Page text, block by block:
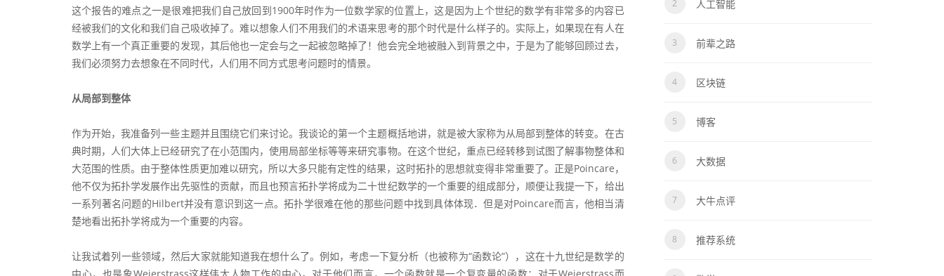
这个报告的难点之一是很难把我们自己放回到1900年时作为一位数学家的位置上，这是因为上个世纪的数学有非常多的内容已
经被我们的文化和我们自己吸收掉了。难以想象人们不用我们的术语来思考的那个时代是什么样子的。实际上，如果现在有人在
数学上有一个真正重要的发现，其后他也一定会与之一起被忽略掉了！他会完全地被融入到背景之中，于是为了能够回顾过去，
我们必须努力去想象在不同时代，人们用不同方式思考问题时的情景。
从局部到整体
作为开始，我准备列一些主题并且围绕它们来讨论。我谈论的第一个主题概括地讲，就是被大家称为从局部到整体的转变。在古
典时期，人们大体上已经研究了在小范围内，使用局部坐标等等来研究事物。在这个世纪，重点已经转移到试图了解事物整体和
大范围的性质。由于整体性质更加难以研究，所以大多只能有定性的结果，这时拓扑的思想就变得非常重要了。正是Poincare，
他不仅为拓扑学发展作出先驱性的贡献，而且也预言拓扑学将成为二十世纪数学的一个重要的组成部分，顺便让我提一下，给出
一系列著名问题的Hilbert并没有意识到这一点。拓扑学很难在他的那些问题中找到具体体现．但是对Poincare而言，他相当清
楚地看出拓扑学将成为一个重要的内容。
让我试着列一些领域，然后大家就能知道我在想什么了。例如，考虑一下复分析（也被称为“函数论”），这在十九世纪是数学的
人工智能
前辈之路
区块链
博客
大数据
大牛点评
推荐系统